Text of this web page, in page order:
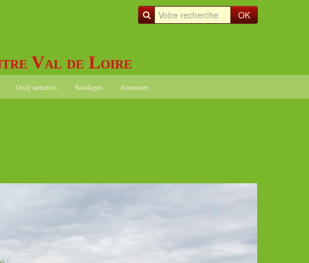
OK
Val de Loire
Oisly autrefois Sondages Annonces